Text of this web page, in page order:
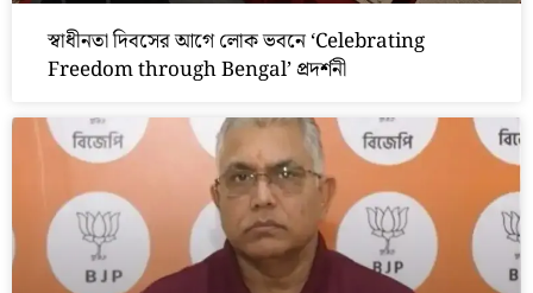
স্বাধীনতা দিবসের আগে লোক ভবনে ‘Celebrating
Freedom through Bengal’ প্রদর্শনী